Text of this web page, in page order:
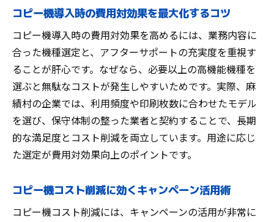
コピー機導入時の費用対効果を最大化するコツ
コピー機導入時の費用対効果を高めるには、業務内容に
合った機種選定と、アフターサポートの充実度を重視す
ることが肝心です。なぜなら、必要以上の高機能機種を
選ぶと無駄なコストが発生しやすいためです。実際、麻
績村の企業では、利用頻度や印刷枚数に合わせたモデル
を選び、保守体制の整った業者と契約することで、長期
的な満足度とコスト削減を両立しています。用途に応じ
た選定が費用対効果向上のポイントです。
コピー機コスト削減に効くキャンペーン活用術
コピー機コスト削減には、キャンペーンの活用が非常に